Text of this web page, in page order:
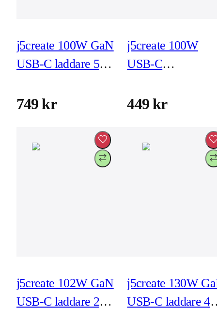
j5create 100W GaN
USB-C laddare 5-
749 kr
j5create 100W
USB-C
(JUP2290C-EN)
449 kr
j5create 102W GaN
USB-C laddare 2-
j5create 130W
USB-C laddare 4-